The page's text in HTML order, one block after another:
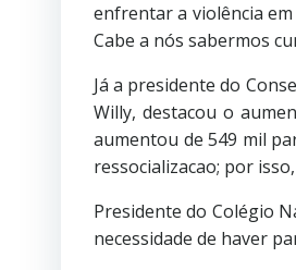
enfrentar a violência
Cabe a nós sabermos
Já a presidente do
Willy, destacou o
aumentou de 549 mil
ressocializacao; por
Presidente do Colégio
necessidade de haver